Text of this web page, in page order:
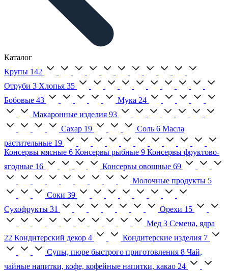
Каталог
Крупы 142
Отруби 3 Хлопья 35
Бобовые 43 Мука 24
Макаронные изделия 93
Сахар 19 Соль 6 Масла
растительные 19
Консервы мясные 6 Консервы рыбные 9 Консервы фруктово-
ягодные 16 Консервы овощные 69
Молочные продукты 5
Соки 39
Сухофрукты 31 Орехи 15
Мед 3 Семена, ядра
22 Кондитерский декор 4 Кондитерские изделия 7
Супы, пюре быстрого приготовления 8 Чай,
чайные напитки, кофе, кофейные напитки, какао 24